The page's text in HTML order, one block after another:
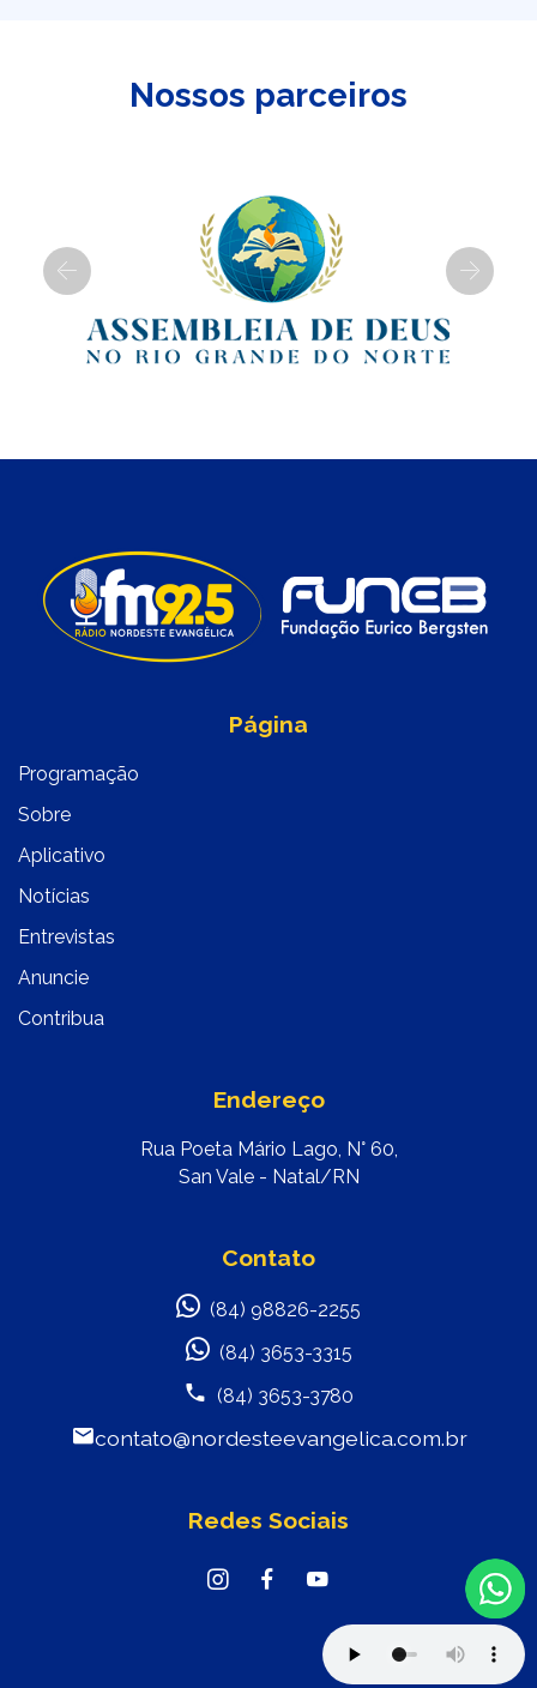
Nossos parceiros
Previous Next
Página
Programação
Sobre
Aplicativo
Notícias
Entrevistas
Anuncie
Contribua
Endereço
Rua Poeta Mário Lago, N° 60,
San Vale - Natal/RN
Contato
(84) 98826-2255
(84) 3653-3315
(84) 3653-3780
contato@nordesteevangelica.com.br
Redes Sociais